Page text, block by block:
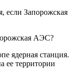
АЭС?
ядерная станция.
ее территории